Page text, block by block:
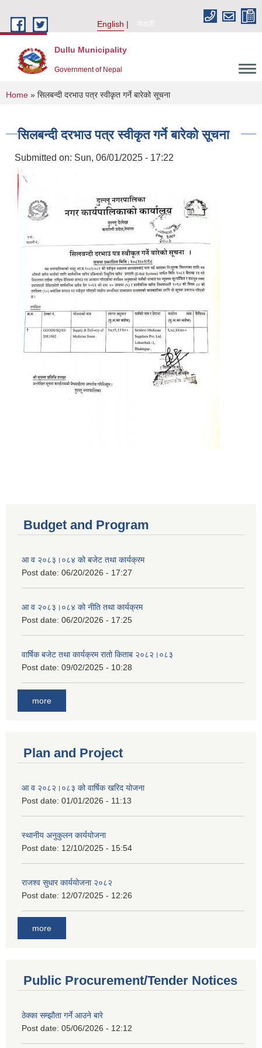
English
नेपाली
Dullu Municipality
Government of Nepal
You are here
Home » सिलबन्दी दरभाउ पत्र स्वीकृत गर्ने बारेको सूचना
सिलबन्दी दरभाउ पत्र स्वीकृत गर्ने बारेको सूचना
Submitted on: Sun, 06/01/2025 - 17:22
Budget and Program
आ व २०८३।०८४ को बजेट तथा कार्यक्रम
Post date: 06/20/2026 - 17:27
आ व २०८३।०८४ को नीति तथा कार्यक्रम
Post date: 06/20/2026 - 17:25
वार्षिक बजेट तथा कार्यक्रम रातो किताब २०८२।०८३
Post date: 09/02/2025 - 10:28
more
Plan and Project
आ व २०८२।०८३ को वार्षिक खरिद योजना
Post date: 01/01/2026 - 11:13
स्थानीय अनुकुलन कार्ययोजना
Post date: 12/10/2025 - 15:54
राजश्व सुधार कार्ययोजना २०८२
Post date: 12/07/2025 - 12:26
more
Public Procurement/Tender Notices
ठेक्का सम्झौता गर्ने आउने बारे
Post date: 05/06/2026 - 12:12